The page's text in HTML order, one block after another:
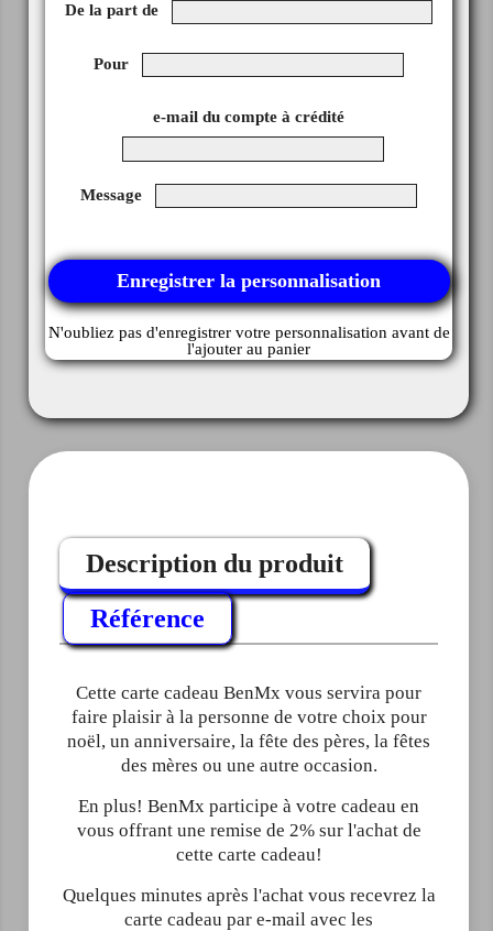
De la part de
Pour
e-mail du compte à crédité
Message
Enregistrer la personnalisation
N'oubliez pas d'enregistrer votre personnalisation avant de
l'ajouter au panier
Description du produit
Référence
Cette carte cadeau BenMx vous servira pour
faire plaisir à la personne de votre choix pour
noël, un anniversaire, la fête des pères, la fêtes
des mères ou une autre occasion.
En plus! BenMx participe à votre cadeau en
vous offrant une remise de 2% sur l'achat de
cette carte cadeau!
Quelques minutes après l'achat vous recevrez la
carte cadeau par e-mail avec les